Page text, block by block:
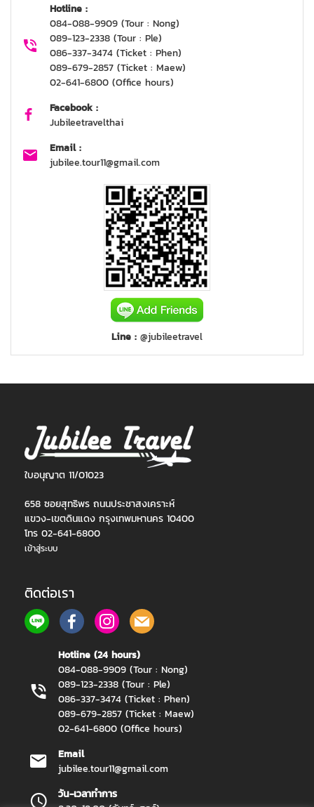
Hotline :
084-088-9909 (Tour : Nong)
089-123-2338 (Tour : Ple)
086-337-3474 (Ticket : Phen)
089-679-2857 (Ticket : Maew)
02-641-6800 (Office hours)
Facebook :
Jubileetravelthai
Email :
jubilee.tour11@gmail.com
Line : @jubileetravel
ใบอนุญาต 11/01023
658 ซอยสุทธิพร ถนนประชาสงเคราะห์
แขวง-เขตดินแดง กรุงเทพมหานคร 10400
โทร 02-641-6800
เข้าสู่ระบบ
ติดต่อเรา
Hotline (24 hours)
084-088-9909 (Tour : Nong)
089-123-2338 (Tour : Ple)
086-337-3474 (Ticket : Phen)
089-679-2857 (Ticket : Maew)
02-641-6800 (Office hours)
Email
jubilee.tour11@gmail.com
วัน-เวลาทำการ